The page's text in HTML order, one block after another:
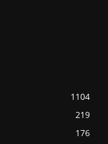
1104
219
176